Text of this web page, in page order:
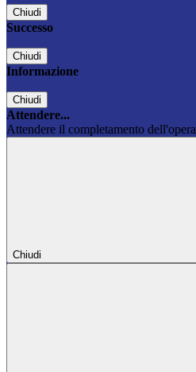
Chiudi
Successo
Chiudi
Informazione
Chiudi
Attendere...
Attendere il completamento
Chiudi